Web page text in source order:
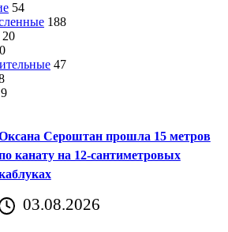
54
188
20
47
9
Сероштан прошла 15 метров
канату на 12-сантиметровых
03.08.2026